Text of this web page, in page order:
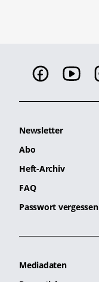
Newsletter
Abo
Heft-Archiv
FAQ
Passwort vergessen
Mediadaten